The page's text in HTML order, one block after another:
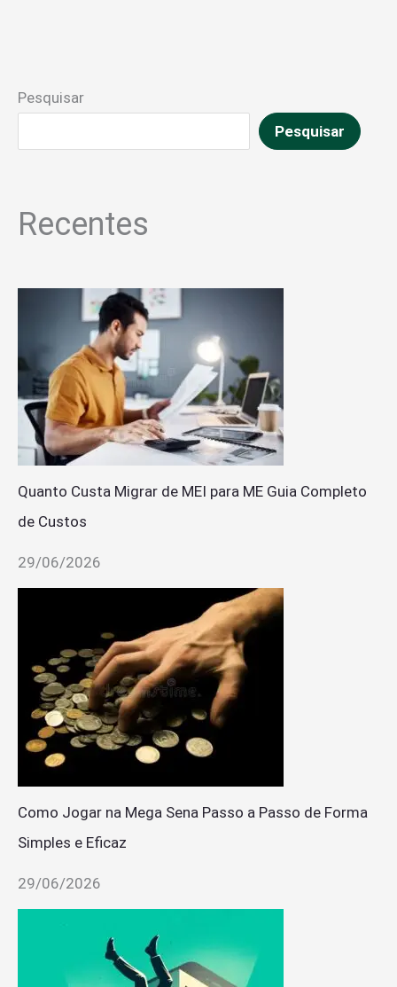
Pesquisar
Pesquisar
Recentes
Quanto Custa Migrar de MEI para ME Guia Completo
de Custos
29/06/2026
Como Jogar na Mega Sena Passo a Passo de Forma
Simples e Eficaz
29/06/2026